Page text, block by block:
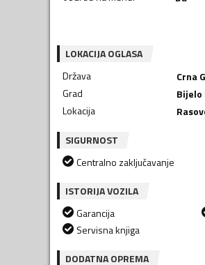
LOKACIJA OGLASA
Država
Crna
Grad
Bijelo
Lokacija
SIGURNOST
Centralno zaključavanje
ISTORIJA VOZILA
Garancija
Servisna knjiga
DODATNA OPREMA